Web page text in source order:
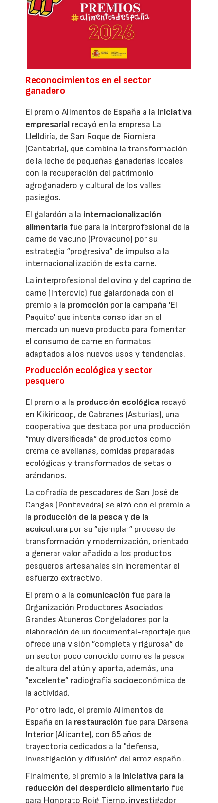
Reconocimientos en el sector
ganadero
El premio Alimentos de España a la iniciativa
empresarial recayó en la empresa La
Llelldiría, de San Roque de Riomiera
(Cantabria), que combina la transformación
de la leche de pequeñas ganaderías locales
con la recuperación del patrimonio
agroganadero y cultural de los valles
pasiegos.
El galardón a la internacionalización
alimentaria fue para la interprofesional de la
carne de vacuno (Provacuno) por su
estrategia “progresiva” de impulso a la
internacionalización de esta carne.
La interprofesional del ovino y del caprino de
carne (Interovic) fue galardonada con el
premio a la promoción por la campaña 'El
Paquito' que intenta consolidar en el
mercado un nuevo producto para fomentar
el consumo de carne en formatos
adaptados a los nuevos usos y tendencias.
Producción ecológica y sector
pesquero
El premio a la producción ecológica recayó
en Kikiricoop, de Cabranes (Asturias), una
cooperativa que destaca por una producción
“muy diversificada“ de productos como
crema de avellanas, comidas preparadas
ecológicas y transformados de setas o
arándanos.
La cofradía de pescadores de San José de
Cangas (Pontevedra) se alzó con el premio a
la producción de la pesca y de la
acuicultura por su ”ejemplar“ proceso de
transformación y modernización, orientado
a generar valor añadido a los productos
pesqueros artesanales sin incrementar el
esfuerzo extractivo.
El premio a la comunicación fue para la
Organización Productores Asociados
Grandes Atuneros Congeladores por la
elaboración de un documental-reportaje que
ofrece una visión ”completa y rigurosa“ de
un sector poco conocido como es la pesca
de altura del atún y aporta, además, una
”excelente” radiografía socioeconómica de
la actividad.
Por otro lado, el premio Alimentos de
España en la restauración fue para Dársena
Interior (Alicante), con 65 años de
trayectoria dedicados a la "defensa,
investigación y difusión" del arroz español.
Finalmente, el premio a la iniciativa para la
reducción del desperdicio alimentario fue
para Honorato Roig Tierno, investigador